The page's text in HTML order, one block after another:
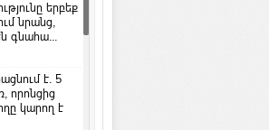
երբեք
նրանց,
գնահա...
է․ 5
որոնցից
կարող է